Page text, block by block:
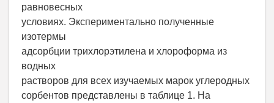
равновесных
условиях. Экспериментально полученные
изотермы
адсорбции трихлорэтилена и хлороформа из
водных
растворов для всех изучаемых марок углеродных
сорбентов представлены в таблице 1. На